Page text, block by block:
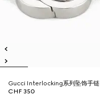
Gucci Interlocking系列坠饰手链
CHF 350